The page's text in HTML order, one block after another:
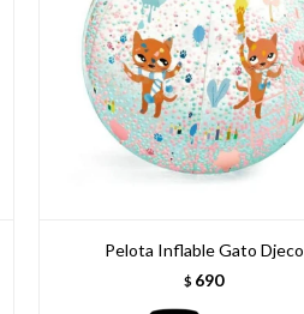
Pelota Inflable Gato Djeco
$ 690